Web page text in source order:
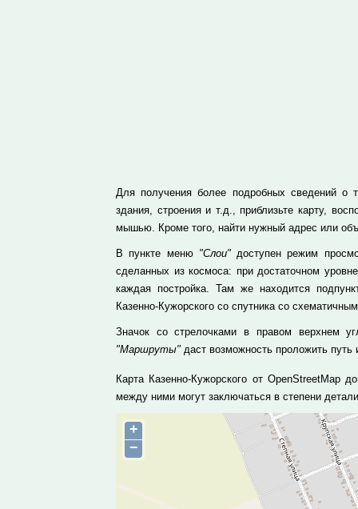
Для получения более подробных сведений о
здания, строения и т.д., приблизьте карту,
мышью. Кроме того, найти нужный адрес или
В пункте меню "Слои"доступен режим
сделанных из космоса: при достаточном
каждая постройка. Там же находится
Казенно-Кужорского со спутника со
Значок со стрелочками в правом верхнем
"Маршруты" даст возможность проложить путь
Карта Казенно-Кужорского от OpenStreetMap
между ними могут заключаться в степени
+
−